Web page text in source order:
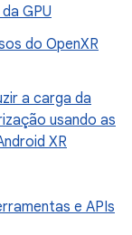
GPU
do OpenXR
a carga da
usando as
XR
e APIs